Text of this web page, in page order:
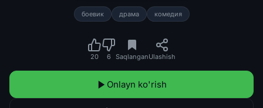
боевик драма комедия
20 6 SaqlanganUlashish
Onlayn ko'rish